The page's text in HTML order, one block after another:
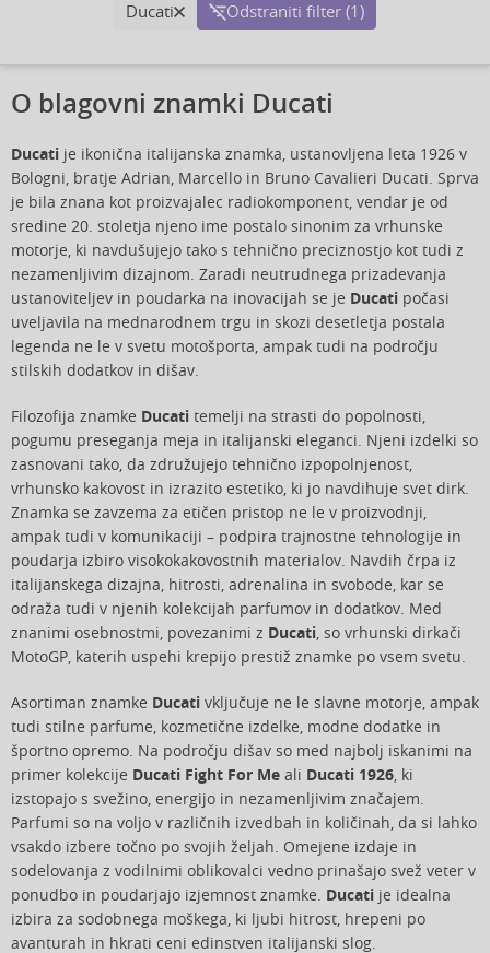
Ducati Odstraniti filter (1)
O blagovni znamki Ducati
Ducati je ikonična italijanska znamka, ustanovljena leta 1926 v
Bologni, bratje Adrian, Marcello in Bruno Cavalieri Ducati. Sprva
je bila znana kot proizvajalec radiokomponent, vendar je od
sredine 20. stoletja njeno ime postalo sinonim za vrhunske
motorje, ki navdušujejo tako s tehnično preciznostjo kot tudi z
nezamenljivim dizajnom. Zaradi neutrudnega prizadevanja
ustanoviteljev in poudarka na inovacijah se je Ducati počasi
uveljavila na mednarodnem trgu in skozi desetletja postala
legenda ne le v svetu motošporta, ampak tudi na področju
stilskih dodatkov in dišav.
Filozofija znamke Ducati temelji na strasti do popolnosti,
pogumu preseganja meja in italijanski eleganci. Njeni izdelki so
zasnovani tako, da združujejo tehnično izpopolnjenost,
vrhunsko kakovost in izrazito estetiko, ki jo navdihuje svet dirk.
Znamka se zavzema za etičen pristop ne le v proizvodnji,
ampak tudi v komunikaciji – podpira trajnostne tehnologije in
poudarja izbiro visokokakovostnih materialov. Navdih črpa iz
italijanskega dizajna, hitrosti, adrenalina in svobode, kar se
odraža tudi v njenih kolekcijah parfumov in dodatkov. Med
znanimi osebnostmi, povezanimi z Ducati, so vrhunski dirkači
MotoGP, katerih uspehi krepijo prestiž znamke po vsem svetu.
Asortiman znamke Ducati vključuje ne le slavne motorje, ampak
tudi stilne parfume, kozmetične izdelke, modne dodatke in
športno opremo. Na področju dišav so med najbolj iskanimi na
primer kolekcije Ducati Fight For Me ali Ducati 1926, ki
izstopajo s svežino, energijo in nezamenljivim značajem.
Parfumi so na voljo v različnih izvedbah in količinah, da si lahko
vsakdo izbere točno po svojih željah. Omejene izdaje in
sodelovanja z vodilnimi oblikovalci vedno prinašajo svež veter v
ponudbo in poudarjajo izjemnost znamke. Ducati je idealna
izbira za sodobnega moškega, ki ljubi hitrost, hrepeni po
avanturah in hkrati ceni edinstven italijanski slog.